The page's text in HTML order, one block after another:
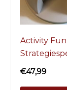
Activity
€47,99